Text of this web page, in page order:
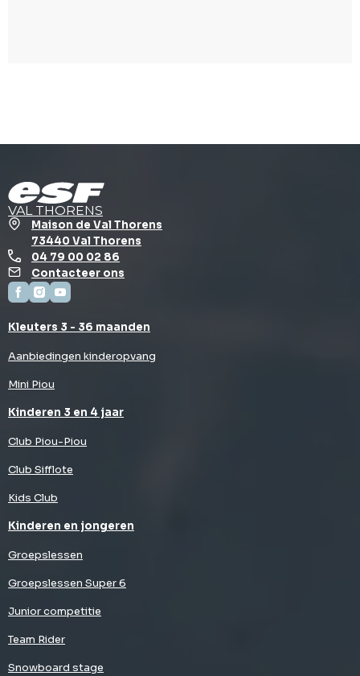
VAL THORENS
Maison de Val Thorens
73440 Val Thorens
04 79 00 02 86
Contacteer ons
Kleuters 3 - 36 maanden
Aanbiedingen kinderopvang
Mini Piou
Kinderen 3 en 4 jaar
Club Piou-Piou
Club Sifflote
Kids Club
Kinderen en jongeren
Groepslessen
Groepslessen Super 6
Junior competitie
Team Rider
Snowboard stage